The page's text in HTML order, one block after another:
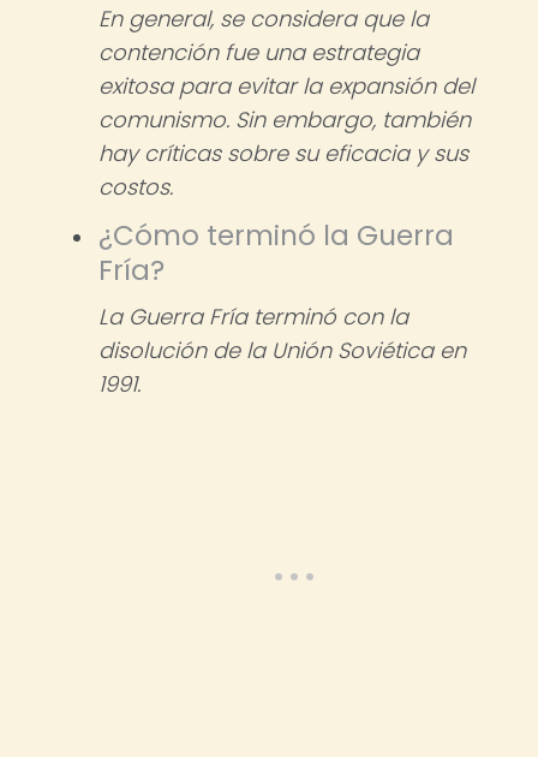
En general, se considera que la
contención fue una estrategia
exitosa para evitar la expansión del
comunismo. Sin embargo, también
hay críticas sobre su eficacia y sus
costos.
¿Cómo terminó la Guerra
Fría?
La Guerra Fría terminó con la
disolución de la Unión Soviética en
1991.